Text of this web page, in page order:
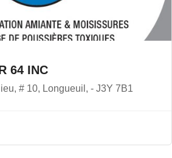
64 INC
# 10, Longueuil, - J3Y 7B1